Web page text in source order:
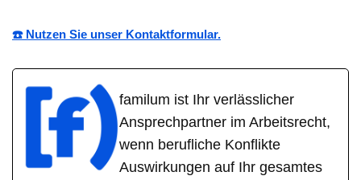
☎️ Nutzen Sie unser Kontaktformular.
familum ist Ihr verlässlicher
Ansprechpartner im Arbeitsrecht,
wenn berufliche Konflikte
Auswirkungen auf Ihr gesamtes